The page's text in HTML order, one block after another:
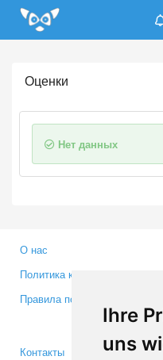
Ihre
uns
Update cookies preferences
Оценки
Нет данных
О нас
Политика
Правила пользования
Контакты